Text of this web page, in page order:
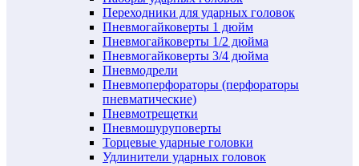
Переходники для ударных головок
Пневмогайковерты 1 дюйм
Пневмогайковерты 1/2 дюйма
Пневмогайковерты 3/4 дюйма
Пневмодрели
Пневмоперфораторы (перфораторы
пневматические)
Пневмотрещетки
Пневмошуруповерты
Торцевые ударные головки
Удлинители ударных головок